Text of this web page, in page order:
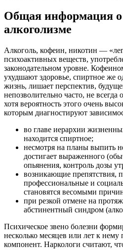
Общая информация о
алкоголизме
Алкоголь, кофеин, никотин —
психоактивных веществ,
законодательном уровне.
ухудшают здоровье, спиртное же
жизнь, лишает перспектив,
непозволительно часто, не всегда
хотя вероятность этого очень
которым диагностируют
во главе иерархии
находится спиртное;
несмотря на планы выпить
достигает выраженного
опьянения, контроль дозы
возникающие препятствия,
профессиональные и
становятся весомыми
при резкой отмене на
абстинентный синдром
Психическое звено болезни
несколько месяцев или лет к нему
компонент. Наркологи считают,